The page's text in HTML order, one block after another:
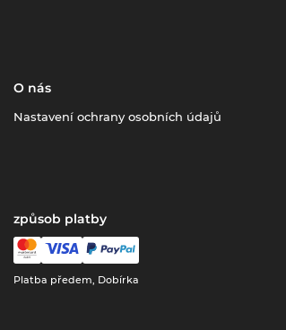
O nás
Nastavení ochrany osobních údajů
způsob platby
Platba předem, Dobírka